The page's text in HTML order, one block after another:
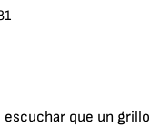
escuchar que un grillo